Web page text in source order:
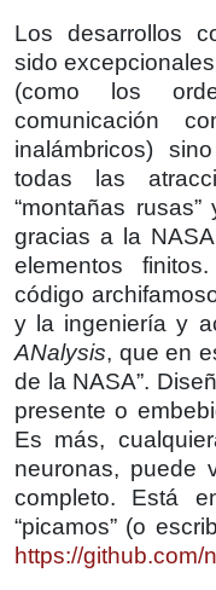
Los desarrollos
sido
(como los
comunicación
inalámbricos)
todas las
“montañas
gracias a la
elementos
código
y la ingeniería y
ANalysis, que en
de la NASA”.
presente o
Es más,
neuronas, puede
completo. Está
“picamos” (o
https://github.com/